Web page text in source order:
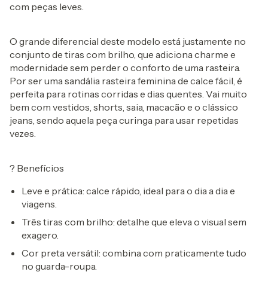
com peças leves.
O grande diferencial deste modelo está justamente no
conjunto de tiras com brilho, que adiciona charme e
modernidade sem perder o conforto de uma rasteira.
Por ser umasandália rasteira femininade calce fácil, é
perfeita para rotinas corridas e dias quentes. Vai muito
bem com vestidos, shorts, saia, macacão e o clássico
jeans, sendo aquela peça curinga para usar repetidas
vezes.
? Benefícios
Leve e prática: calce rápido, ideal para o dia a dia e
viagens.
Três tiras com brilho: detalhe que eleva o visual sem
exagero.
Cor preta versátil: combina com praticamente tudo
no guarda-roupa.